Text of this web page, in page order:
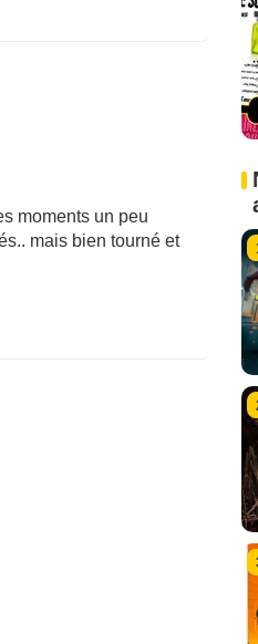
moments un peu
mais bien tourné et